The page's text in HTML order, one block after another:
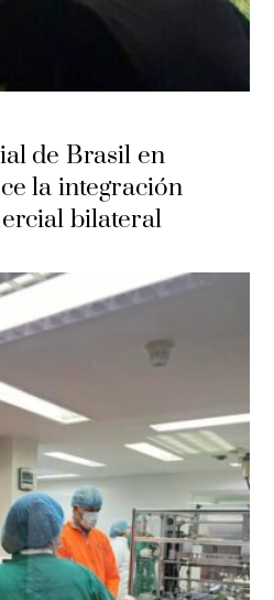
de Brasil en
la integración
bilateral